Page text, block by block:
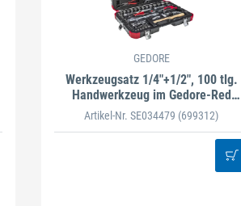
GEDORE
Werkzeugsatz 1/4"+1/2", 100 tlg.
Handwerkzeug im Gedore-Red
Koffer
Artikel-Nr. SE034479 (699312)